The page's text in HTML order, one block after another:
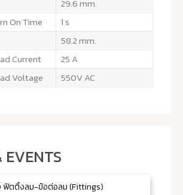
29.6 mm.
On Time
1 s
58.2 mm.
Current
25 A
Voltage
550V AC
EVENTS
ฟิตติ้งลม-ข้อต่อลม (Fittings)